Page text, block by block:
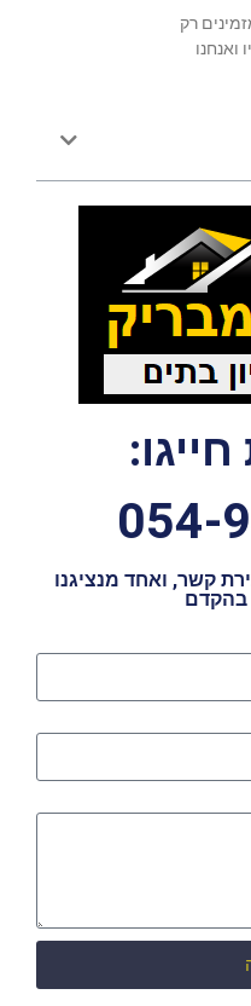
054-
קשר, ואחד מנציגנו
בהקדם
רק